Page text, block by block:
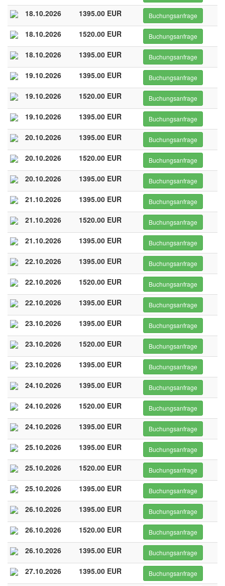
18.10.2026 1395.00 EUR Buchungsanfrage
18.10.2026 1520.00 EUR Buchungsanfrage
18.10.2026 1395.00 EUR Buchungsanfrage
19.10.2026 1395.00 EUR Buchungsanfrage
19.10.2026 1520.00 EUR Buchungsanfrage
19.10.2026 1395.00 EUR Buchungsanfrage
20.10.2026 1395.00 EUR Buchungsanfrage
20.10.2026 1520.00 EUR Buchungsanfrage
20.10.2026 1395.00 EUR Buchungsanfrage
21.10.2026 1395.00 EUR Buchungsanfrage
21.10.2026 1520.00 EUR Buchungsanfrage
21.10.2026 1395.00 EUR Buchungsanfrage
22.10.2026 1395.00 EUR Buchungsanfrage
22.10.2026 1520.00 EUR Buchungsanfrage
22.10.2026 1395.00 EUR Buchungsanfrage
23.10.2026 1395.00 EUR Buchungsanfrage
23.10.2026 1520.00 EUR Buchungsanfrage
23.10.2026 1395.00 EUR Buchungsanfrage
24.10.2026 1395.00 EUR Buchungsanfrage
24.10.2026 1520.00 EUR Buchungsanfrage
24.10.2026 1395.00 EUR Buchungsanfrage
25.10.2026 1395.00 EUR Buchungsanfrage
25.10.2026 1520.00 EUR Buchungsanfrage
25.10.2026 1395.00 EUR Buchungsanfrage
26.10.2026 1395.00 EUR Buchungsanfrage
26.10.2026 1520.00 EUR Buchungsanfrage
26.10.2026 1395.00 EUR Buchungsanfrage
27.10.2026 1395.00 EUR Buchungsanfrage